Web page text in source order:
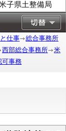
子県土整備局
仕事
総合事務所
西部総合事務所
米
可事務